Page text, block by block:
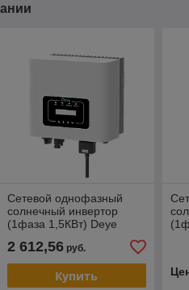
Сетевой однофазный
солнечный инвертор
(1фаза 1,5КВт) Deye
SUN-1.5K-G04P1-EU-AM1
2 612,56руб.
Купить